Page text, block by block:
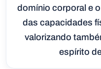
domínio corporal e
das capacidades
valorizando
espírito